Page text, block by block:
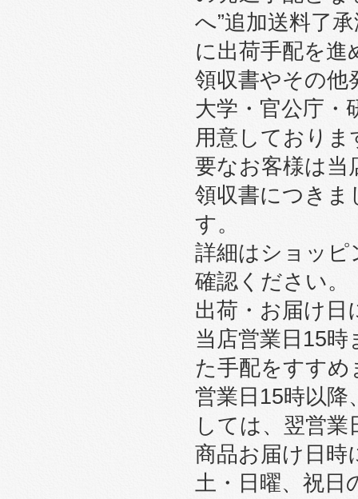
へ”追加送料了
に出荷手配を進
領収書やその他
大学・官公庁・
用意しておりま
要なお客様は当
領収書につきま
す。
詳細はショッ
確認ください。
出荷・お届け日
当店営業日15
た手配をすすめ
営業日15時以
しては、翌営
商品お届け日時
土・日曜、祝日